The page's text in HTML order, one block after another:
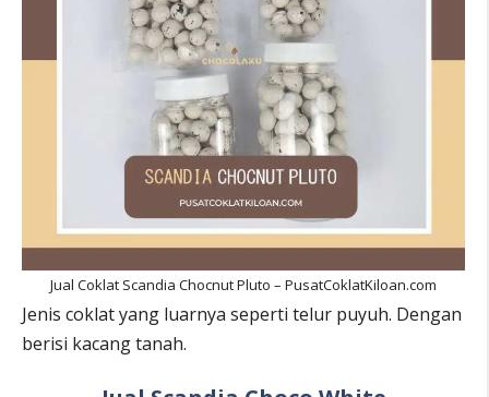
Jual Coklat Scandia Chocnut Pluto – PusatCoklatKiloan.com
Jenis coklat yang luarnya seperti telur puyuh. Dengan
berisi kacang tanah.